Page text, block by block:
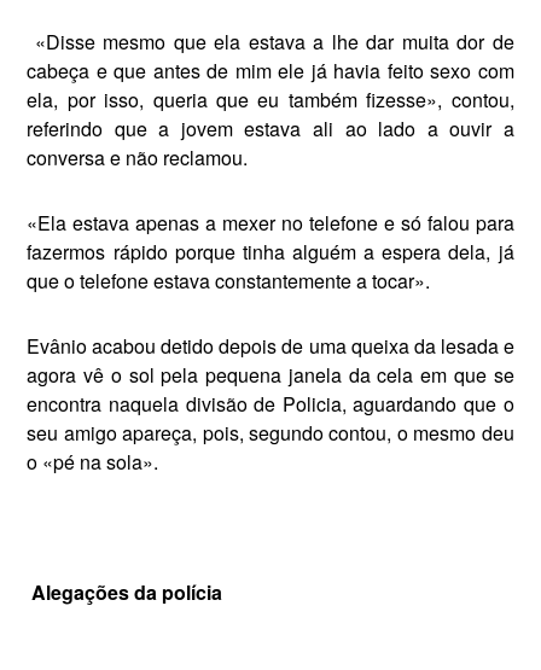
«Disse mesmo que ela estava a lhe dar muita dor de
cabeça e que antes de mim ele já havia feito sexo com
ela, por isso, queria que eu também fizesse», contou,
referindo que a jovem estava ali ao lado a ouvir a
conversa e não reclamou.
«Ela estava apenas a mexer no telefone e só falou para
fazermos rápido porque tinha alguém a espera dela, já
que o te­lefone estava constantemente a tocar».
Evânio acabou detido depois de uma queixa da lesada e
agora vê o sol pela pequena janela da cela em que se
en­contra naquela divisão de Policia, aguar­dando que o
seu amigo apareça, pois, segundo contou, o mesmo deu
o «pé na sola».
Alegações da polícia